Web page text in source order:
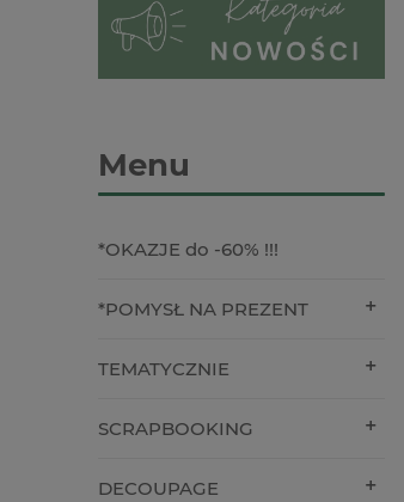
Menu
*OKAZJE do -60% !!!
*POMYSŁ NA PREZENT
TEMATYCZNIE
SCRAPBOOKING
DECOUPAGE